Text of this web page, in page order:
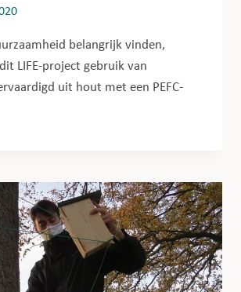
belangrijk vinden,
LIFE-project gebruik van
uit hout met een PEFC-